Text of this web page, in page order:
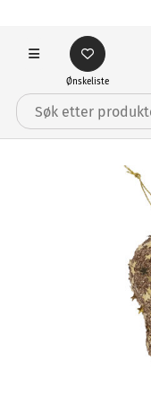
Ønskeliste